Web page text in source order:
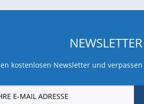
NEWSLETTER
kostenlosen Newsletter und